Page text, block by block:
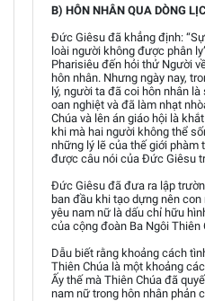
B) HÔN NHÂN QUA DÒNG
Đức Giêsu đã khẳng định:
loài người không được phân
Pharisiêu đến hỏi thử Người
hôn nhân. Nhưng ngày nay,
lý, người ta đã coi hôn nhân
oan nghiệt và đã làm nhạt
Chúa và lên án giáo hội là
khi mà hai người không thể
những lý lẽ của thế giới phàm
được câu nói của Đức Giêsu
Đức Giêsu đã đưa ra lập
ban đầu khi tạo dựng nên
yêu nam nữ là dấu chỉ hữu
của cộng đoàn Ba Ngôi Thiên
Dẫu biết rằng khoảng cách
Thiên Chúa là một khoảng
Ấy thế mà Thiên Chúa đã
nam nữ trong hôn nhân phản